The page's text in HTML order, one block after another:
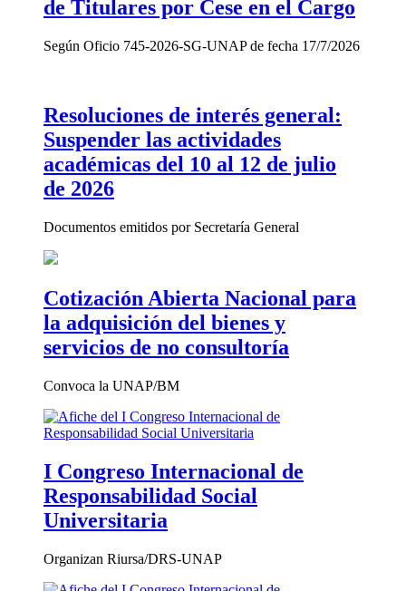
de Titulares por Cese en el Cargo
Según Oficio 745-2026-SG-UNAP de fecha 17/7/2026
Resoluciones de interés general:
Suspender las actividades
académicas del 10 al 12 de julio
de 2026
Documentos emitidos por Secretaría General
Cotización Abierta Nacional para
la adquisición del bienes y
servicios de no consultoría
Convoca la UNAP/BM
I Congreso Internacional de
Responsabilidad Social
Universitaria
Organizan Riursa/DRS-UNAP